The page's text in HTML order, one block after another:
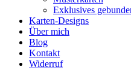
Exklusives
Karten-Designs
Über mich
Blog
Kontakt
Widerruf